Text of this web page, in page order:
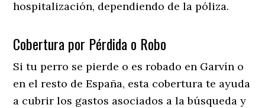
hospitalización, dependiendo de la póliza.
Cobertura por Pérdida o Robo
Si tu perro se pierde o es robado en Garvín o
en el resto de España, esta cobertura te ayuda
a cubrir los gastos asociados a la búsqueda y